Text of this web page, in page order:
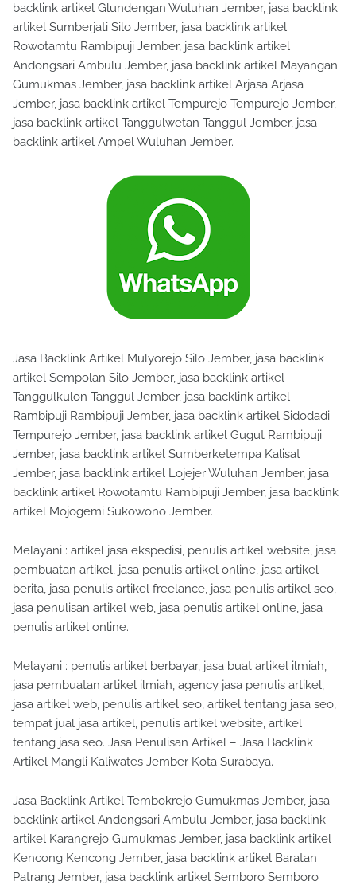
backlink artikel Glundengan Wuluhan Jember, jasa backlink
artikel Sumberjati Silo Jember, jasa backlink artikel
Rowotamtu Rambipuji Jember, jasa backlink artikel
Andongsari Ambulu Jember, jasa backlink artikel Mayangan
Gumukmas Jember, jasa backlink artikel Arjasa Arjasa
Jember, jasa backlink artikel Tempurejo Tempurejo Jember,
jasa backlink artikel Tanggulwetan Tanggul Jember, jasa
backlink artikel Ampel Wuluhan Jember.
Jasa Backlink Artikel Mulyorejo Silo Jember, jasa backlink
artikel Sempolan Silo Jember, jasa backlink artikel
Tanggulkulon Tanggul Jember, jasa backlink artikel
Rambipuji Rambipuji Jember, jasa backlink artikel Sidodadi
Tempurejo Jember, jasa backlink artikel Gugut Rambipuji
Jember, jasa backlink artikel Sumberketempa Kalisat
Jember, jasa backlink artikel Lojejer Wuluhan Jember, jasa
backlink artikel Rowotamtu Rambipuji Jember, jasa backlink
artikel Mojogemi Sukowono Jember.
Melayani : artikel jasa ekspedisi, penulis artikel website, jasa
pembuatan artikel, jasa penulis artikel online, jasa artikel
berita, jasa penulis artikel freelance, jasa penulis artikel seo,
jasa penulisan artikel web, jasa penulis artikel online, jasa
penulis artikel online.
Melayani : penulis artikel berbayar, jasa buat artikel ilmiah,
jasa pembuatan artikel ilmiah, agency jasa penulis artikel,
jasa artikel web, penulis artikel seo, artikel tentang jasa seo,
tempat jual jasa artikel, penulis artikel website, artikel
tentang jasa seo. Jasa Penulisan Artikel – Jasa Backlink
Artikel Mangli Kaliwates Jember Kota Surabaya.
Jasa Backlink Artikel Tembokrejo Gumukmas Jember, jasa
backlink artikel Andongsari Ambulu Jember, jasa backlink
artikel Karangrejo Gumukmas Jember, jasa backlink artikel
Kencong Kencong Jember, jasa backlink artikel Baratan
Patrang Jember, jasa backlink artikel Semboro Semboro